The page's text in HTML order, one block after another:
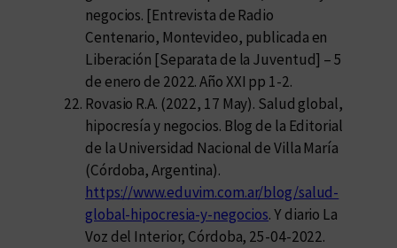
negocios. [Entrevista de Radio
Centenario, Montevideo, publicada en
Liberación [Separata de la Juventud] – 5
de enero de 2022. Año XXI pp 1-2.
Rovasio R.A. (2022, 17 May). Salud global,
hipocresía y negocios. Blog de la Editorial
de la Universidad Nacional de Villa María
(Córdoba, Argentina).
https://www.eduvim.com.ar/blog/salud-
global-hipocresia-y-negocios. Y diario La
Voz del Interior, Córdoba, 25-04-2022.